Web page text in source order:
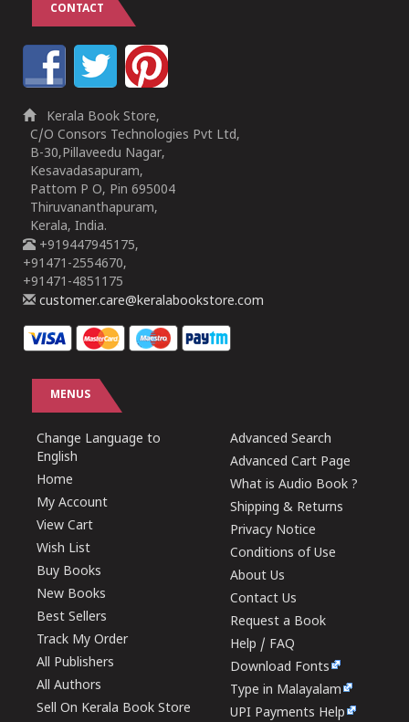
CONTACT
Kerala Book Store,
C/O Consors Technologies Pvt Ltd,
B-30,Pillaveedu Nagar,
Kesavadasapuram,
Pattom P O, Pin 695004
Thiruvananthapuram,
Kerala, India.
+919447945175,
+91471-2554670,
+91471-4851175
customer.care@keralabookstore.com
MENUS
Change Language to
English
Home
My Account
View Cart
Wish List
Buy Books
New Books
Best Sellers
Track My Order
All Publishers
All Authors
Sell On Kerala Book Store
Advanced Search
Advanced Cart Page
What is Audio Book ?
Shipping & Returns
Privacy Notice
Conditions of Use
About Us
Contact Us
Request a Book
Help / FAQ
Download Fonts
Type in Malayalam
UPI Payments Help